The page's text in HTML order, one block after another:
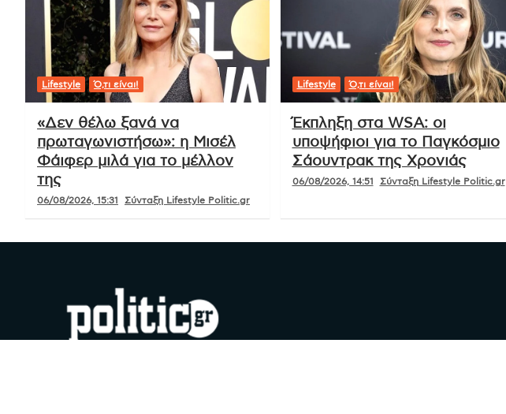
Lifestyle Ό,τι είναι!
«Δεν θέλω ξανά να
πρωταγωνιστήσω»: η Μισέλ
Φάιφερ μιλά για το μέλλον
της
06/08/2026, 15:31 Σύνταξη Lifestyle Politic.gr
Lifestyle Ό,τι είναι!
Έκπληξη στα WSA: οι
υποψήφιοι για το Παγκόσμιο
Σάουντρακ της Χρονιάς
06/08/2026, 14:51 Σύνταξη Lifestyle Politic.gr